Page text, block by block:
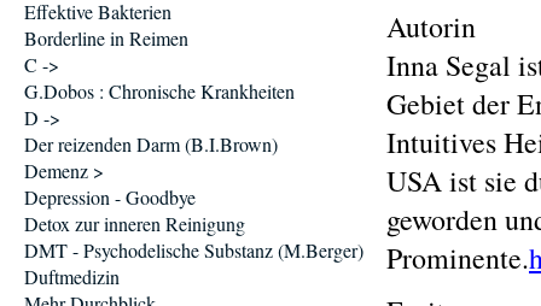
Autorin
Inna Segal
Gebiet der
Intuitives
USA ist sie
geworden
Prominente.
Effektive Bakterien
Borderline in Reimen
C ->
G.Dobos : Chronische Krankheiten
D ->
Der reizenden Darm (B.I.Brown)
Demenz >
Depression - Goodbye
Detox zur inneren Reinigung
DMT - Psychodelische Substanz (M.Berger)
Duftmedizin